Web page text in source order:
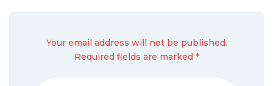
Your email address will not be published.
Required fields are marked *